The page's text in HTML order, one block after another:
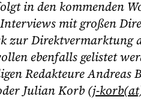
in den kommenden
mit großen
zur Direktvermarktung
ebenfalls gelistet
Redakteure Andreas
Julian Korb (j-